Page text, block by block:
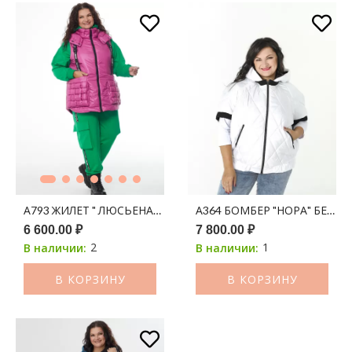
А793 ЖИЛЕТ " ЛЮСЬЕНА" ЯГОДНЫЙ 150С
6 600.00 ₽
В наличии: 2
В КОРЗИНУ
А364 БОМБЕР "НОРА" БЕЛЫЙ
7 800.00 ₽
В наличии: 1
В КОРЗИНУ